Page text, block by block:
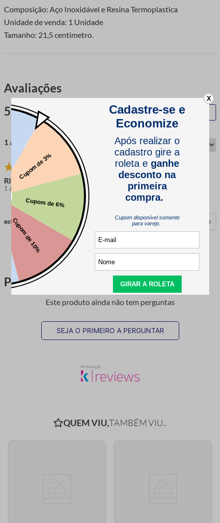
Composição: Aço Inoxidável e Resina Termoplastica
Unidade de venda: 1 Unidade
Tamanho: 21,5 centimetro.
Avaliações
5.0
QUERO AVALIAR
1 avaliação
Rita
1 ano atrás comprador verificado
esta avaliação foi útil? 0 0
Perguntas & respostas
Este produto ainda não tem perguntas
SEJA O PRIMEIRO A PERGUNTAR
QUEM VIU,TAMBÉM VIU..
X